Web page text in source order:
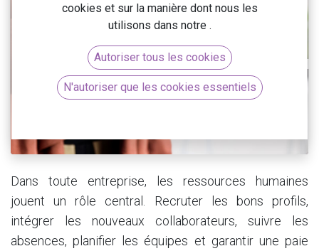
Dans toute entreprise, les ressources humaines
jouent un rôle central. Recruter les bons profils,
intégrer les nouveaux collaborateurs, suivre les
absences, planifier les équipes et garantir une paie
cookies et sur la manière dont nous les
utilisons dans notre .
Autoriser tous les cookies
N'autoriser que les cookies essentiels